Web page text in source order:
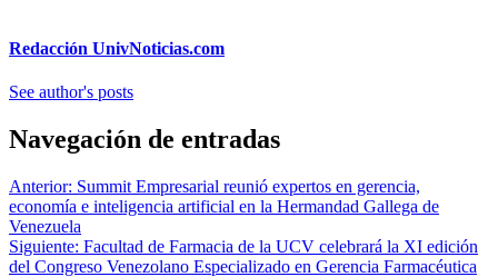
Redacción UnivNoticias.com
See author's posts
Navegación de entradas
Anterior: Summit Empresarial reunió expertos en gerencia,
economía e inteligencia artificial en la Hermandad Gallega de
Venezuela
Siguiente: Facultad de Farmacia de la UCV celebrará la XI edición
del Congreso Venezolano Especializado en Gerencia Farmacéutica